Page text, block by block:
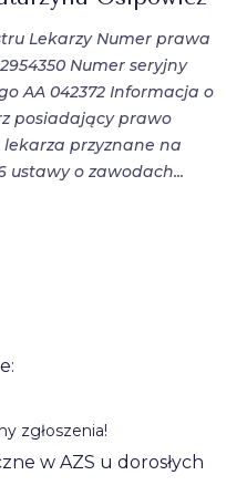
Lekarzy Numer prawa
Numer seryjny
AA 042372 Informacja o
posiadający prawo
przyznane na
ustawy o zawodach...
zgłoszenia!
w AZS u dorosłych